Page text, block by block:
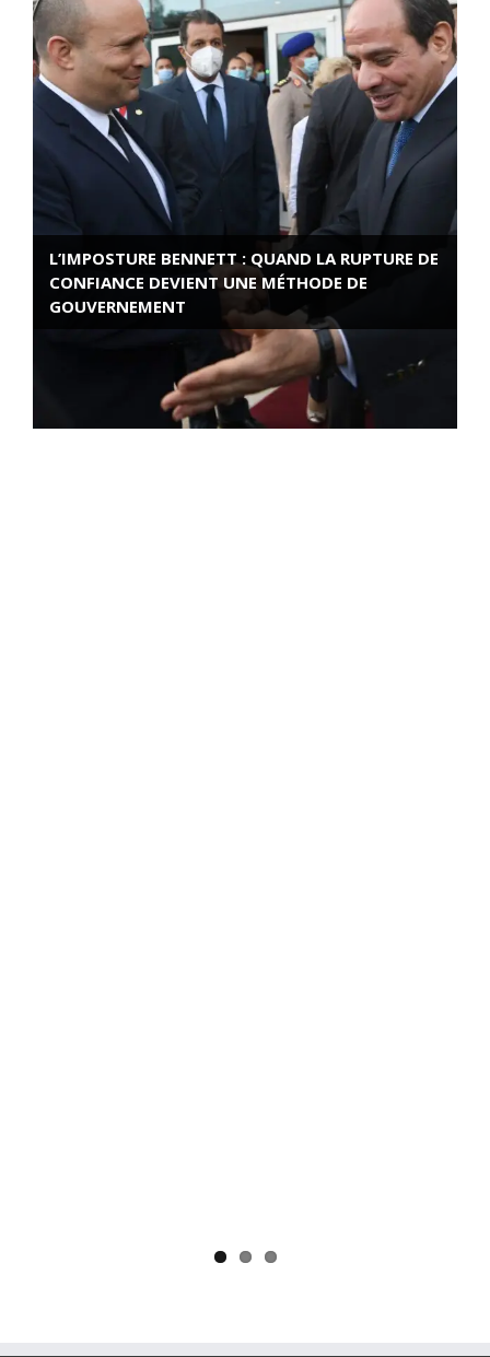
L’IMPOSTURE BENNETT : QUAND LA RUPTURE DE
CONFIANCE DEVIENT UNE MÉTHODE DE
GOUVERNEMENT
ROSE VALLAND, HEROÏNE DE LA RESISTANCE